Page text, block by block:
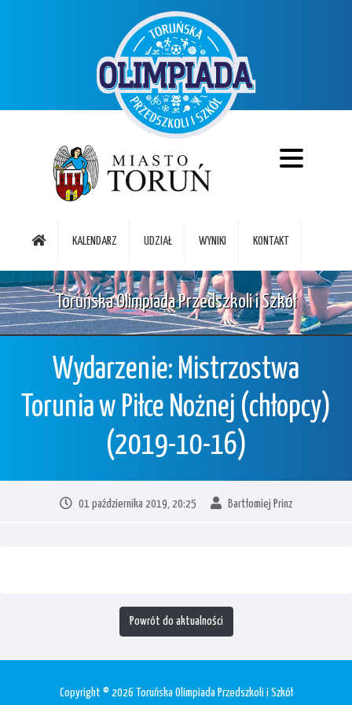
KALENDARZ UDZIAŁ WYNIKI KONTAKT
Toruńska Olimpiada Przedszkoli i Szkół
Wydarzenie: Mistrzostwa
Torunia w Piłce Nożnej (chłopcy)
(2019-10-16)
01 października 2019, 20:25 Bartłomiej Prinz
Powrót do aktualności
Copyright © 2026 Toruńska Olimpiada Przedszkoli i Szkół